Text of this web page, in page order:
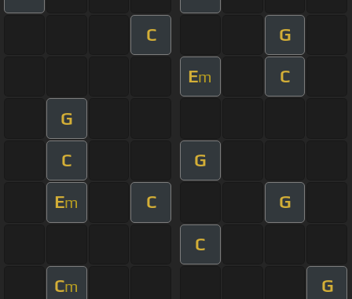
C G
Em C
G
C G
Em C G
C
Cm G